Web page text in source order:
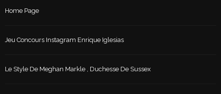
Home Page
Jeu Concours Instagram Enrique Iglesias
Le Style De Meghan Markle , Duchesse De Sussex